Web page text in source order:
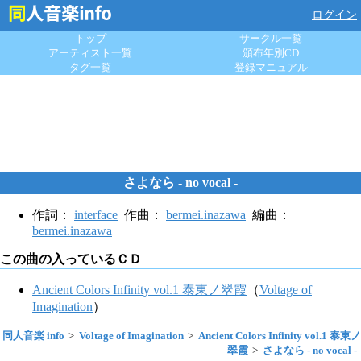
ログイン
トップ
サークル一覧
アーティスト一覧
頒布年別CD
タグ一覧
登録マニュアル
さよなら - no vocal -
作詞： interface 作曲： bermei.inazawa 編曲：
bermei.inazawa
この曲の入っているＣＤ
Ancient Colors Infinity vol.1 泰東ノ翠霞 （Voltage of
Imagination）
同人音楽 info Voltage of Imagination
Ancient Colors Infinity vol.1 泰東ノ
翠霞
さよなら - no vocal -